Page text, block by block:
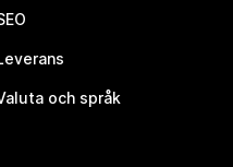
och språk